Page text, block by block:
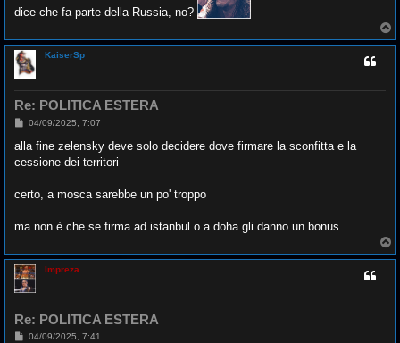
dice che fa parte della Russia, no?
o
KaiserSp
Re: POLITICA ESTERA
M
s
a
i
04/09/2025, 7:07
alla fine zelensky deve solo decidere dove firmare la sconfitta e la
cessione dei territori
certo, a mosca sarebbe un po' troppo
ma non è che se firma ad istanbul o a doha gli danno un bonus
o
Impreza
Re: POLITICA ESTERA
M04/09/2025, 7:41